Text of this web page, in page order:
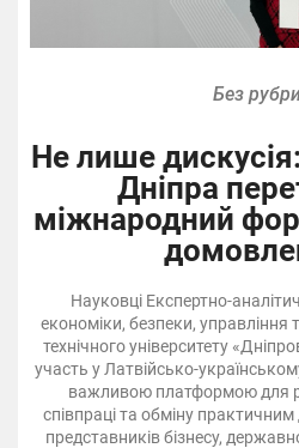
Без
Не лише
Дніпра
міжнародний
Науковці Експертно-
економіки, безпеки,
технічного університету
участь у Латвійсько-
важливою платформою для
співпраці та обміну
представників бізнесу,